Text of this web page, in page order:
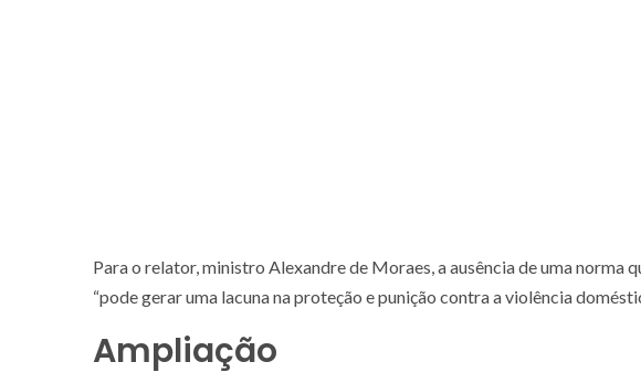
Para o relator, ministro Alexandre de Moraes, a ausência de uma norma
“pode gerar uma lacuna na proteção e punição contra a violência
Ampliação